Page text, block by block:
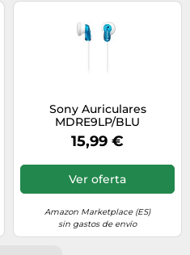
Sony Auriculares
MDRE9LP/BLU
15,99 €
Ver oferta
Amazon Marketplace (ES)
sin gastos de envío